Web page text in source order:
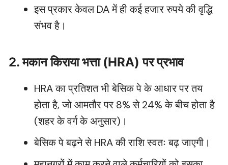
इस प्रकार केवल DA में ही कई हजार रुपये की वृद्धि
संभव है।
2. मकान किराया भत्ता (HRA) पर प्रभाव
HRA का प्रतिशत भी बेसिक पे के आधार पर तय
होता है, जो आमतौर पर 8% से 24% के बीच होता है
(शहर के वर्ग के अनुसार)।
बेसिक पे बढ़ने से HRA की राशि स्वतः बढ़ जाएगी।